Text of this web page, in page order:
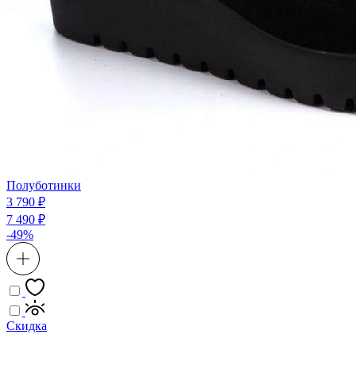
Полуботинки
3 790 ₽
7 490 ₽
-49%
Скидка